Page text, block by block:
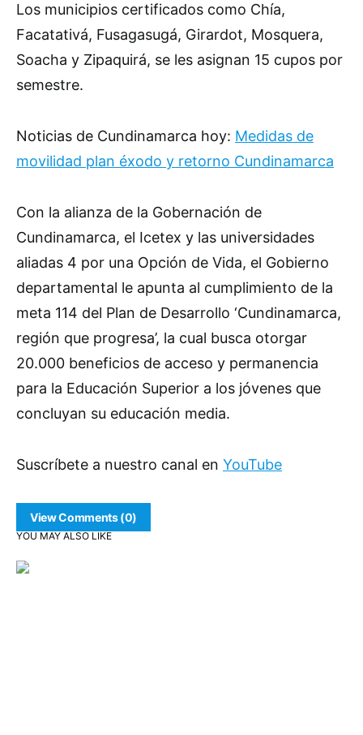
Los municipios certificados como Chía,
Facatativá, Fusagasugá, Girardot, Mosquera,
Soacha y Zipaquirá, se les asignan 15 cupos por
semestre.
Noticias de Cundinamarca hoy: Medidas de
movilidad plan éxodo y retorno Cundinamarca
Con la alianza de la Gobernación de
Cundinamarca, el Icetex y las universidades
aliadas 4 por una Opción de Vida, el Gobierno
departamental le apunta al cumplimiento de la
meta 114 del Plan de Desarrollo ‘Cundinamarca,
región que progresa’, la cual busca otorgar
20.000 beneficios de acceso y permanencia
para la Educación Superior a los jóvenes que
concluyan su educación media.
Suscríbete a nuestro canal en YouTube
View Comments (0)
YOU MAY ALSO LIKE